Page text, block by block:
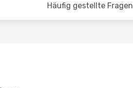
Häufig gestellte Fragen